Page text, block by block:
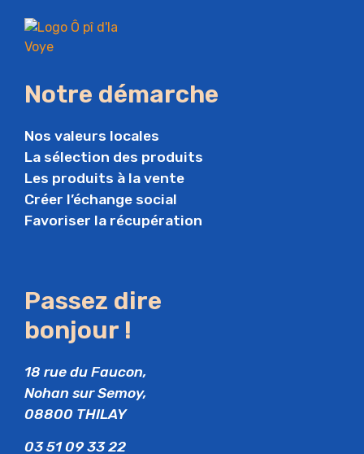
Notre démarche
Nos valeurs locales
La sélection des produits
Les produits à la vente
Créer l’échange social
Favoriser la récupération
Passez dire
bonjour !
18 rue du Faucon,
Nohan sur Semoy,
08800 THILAY
03 51 09 33 22